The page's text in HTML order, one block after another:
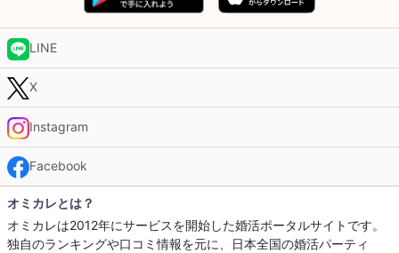
LINE
X
Instagram
Facebook
オミカレとは？
オミカレは2012年にサービスを開始した婚活ポータルサイトです。
独自のランキングや口コミ情報を元に、日本全国の婚活パーティ